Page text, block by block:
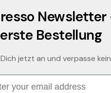
Bestellung
jetzt an und verpasse